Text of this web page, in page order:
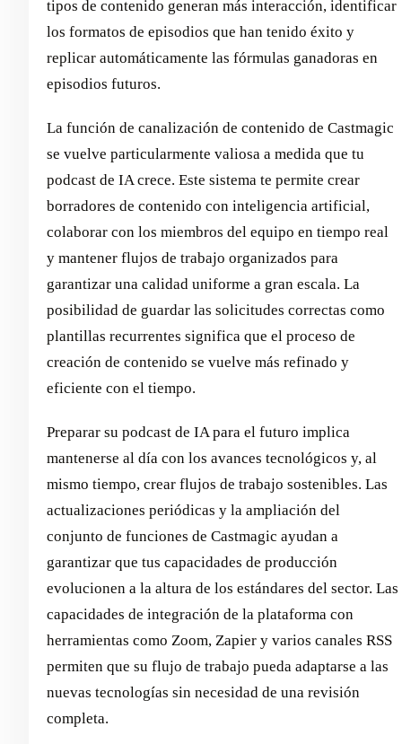
tipos de contenido generan más interacción, identificar
los formatos de episodios que han tenido éxito y
replicar automáticamente las fórmulas ganadoras en
episodios futuros.
La función de canalización de contenido de Castmagic
se vuelve particularmente valiosa a medida que tu
podcast de IA crece. Este sistema te permite crear
borradores de contenido con inteligencia artificial,
colaborar con los miembros del equipo en tiempo real
y mantener flujos de trabajo organizados para
garantizar una calidad uniforme a gran escala. La
posibilidad de guardar las solicitudes correctas como
plantillas recurrentes significa que el proceso de
creación de contenido se vuelve más refinado y
eficiente con el tiempo.
Preparar su podcast de IA para el futuro implica
mantenerse al día con los avances tecnológicos y, al
mismo tiempo, crear flujos de trabajo sostenibles. Las
actualizaciones periódicas y la ampliación del
conjunto de funciones de Castmagic ayudan a
garantizar que tus capacidades de producción
evolucionen a la altura de los estándares del sector. Las
capacidades de integración de la plataforma con
herramientas como Zoom, Zapier y varios canales RSS
permiten que su flujo de trabajo pueda adaptarse a las
nuevas tecnologías sin necesidad de una revisión
completa.